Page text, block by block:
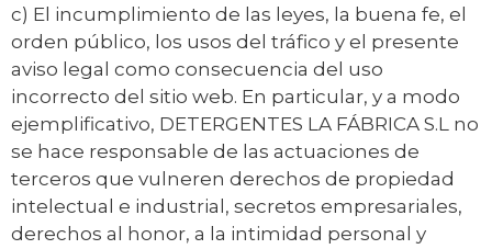
c) El incumplimiento de las leyes, la buena fe, el
orden público, los usos del tráfico y el presente
aviso legal como consecuencia del uso
incorrecto del sitio web. En particular, y a modo
ejemplificativo, DETERGENTES LA FÁBRICA S.L no
se hace responsable de las actuaciones de
terceros que vulneren derechos de propiedad
intelectual e industrial, secretos empresariales,
derechos al honor, a la intimidad personal y